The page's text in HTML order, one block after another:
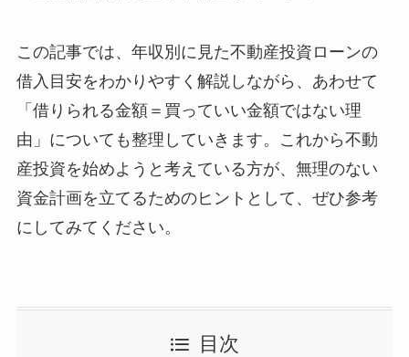
この記事では、年収別に見た不動産投資ローンの
借入目安をわかりやすく解説しながら、あわせて
「借りられる金額＝買っていい金額ではない理
由」についても整理していきます。これから不動
産投資を始めようと考えている方が、無理のない
資金計画を立てるためのヒントとして、ぜひ参考
にしてみてください。
目次